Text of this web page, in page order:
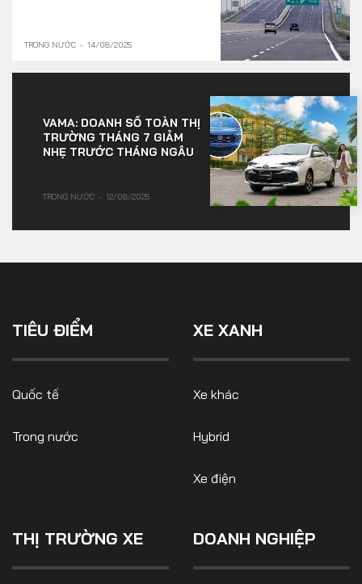
TRONG NƯỚC 14/08/2025
VAMA: DOANH SỐ TOÀN THỊ
TRƯỜNG THÁNG 7 GIẢM
NHẸ TRƯỚC THÁNG NGÂU
TRONG NƯỚC 12/08/2025
TIÊU ĐIỂM
Quốc tế
Trong nước
XE XANH
Xe khác
Hybrid
Xe điện
THỊ TRƯỜNG XE DOANH NGHIỆP